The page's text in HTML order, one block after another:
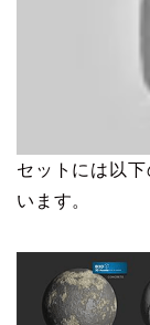
セットには以
います。